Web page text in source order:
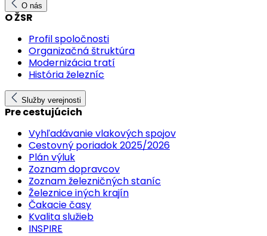
O nás
O ŽSR
Profil spoločnosti
Organizačná štruktúra
Modernizácia tratí
História železníc
Služby verejnosti
Pre cestujúcich
Vyhľadávanie vlakových spojov
Cestovný poriadok 2025/2026
Plán výluk
Zoznam dopravcov
Zoznam železničných staníc
Železnice iných krajín
Čakacie časy
Kvalita služieb
INSPIRE